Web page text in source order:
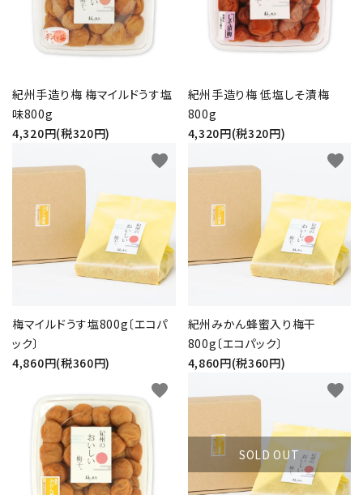
プライバシーポリシー
特定商取引法について
お問い合わせ
紀州手造り梅 梅マイルドうす塩
味800g
4,320円(税320円)
紀州手造り梅 低塩しそ漬梅
800g
4,320円(税320円)
梅マイルドうす塩800g〔エコパ
ック〕
4,860円(税360円)
favorite
紀州みかん蜂蜜入り梅干
800g〔エコパック〕
4,860円(税360円)
favorite
favorite
SOLD OUT
favorite